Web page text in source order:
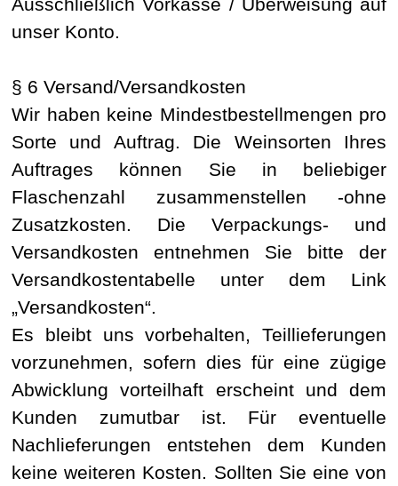
Ausschließlich Vorkasse / Überweisung auf
unser Konto.
§ 6 Versand/Versandkosten
Wir haben keine Mindestbestellmengen pro
Sorte und Auftrag. Die Weinsorten Ihres
Auftrages können Sie in beliebiger
Flaschenzahl zusammenstellen -ohne
Zusatzkosten. Die Verpackungs- und
Versandkosten entnehmen Sie bitte der
Versandkostentabelle unter dem Link
„Versandkosten“.
Es bleibt uns vorbehalten, Teillieferungen
vorzunehmen, sofern dies für eine zügige
Abwicklung vorteilhaft erscheint und dem
Kunden zumutbar ist. Für eventuelle
Nachlieferungen entstehen dem Kunden
keine weiteren Kosten. Sollten Sie eine von